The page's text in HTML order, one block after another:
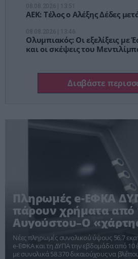
ΑΕΚ: Τέλος ο Αλέξης Δέδες
Ολυμπιακός: Οι εξελίξεις με
και οι σκέψεις του
Διαβάστε
Πληρωμές e-ΕΦΚΑ
πάρουν χρήματα από
Αυγούστου–Ο
καταβολών
Νέες πληρωμές συνολικού ύψους 56,7
e-ΕΦΚΑ και τη ΔΥΠΑ την εβδομάδα από 10
με συνολικά 58.370 δικαιούχους να